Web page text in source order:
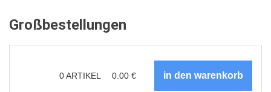
Großbestellungen
0ARTIKEL 0.00 €